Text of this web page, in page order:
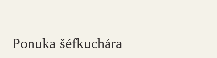
Ponuka šéfkuchára